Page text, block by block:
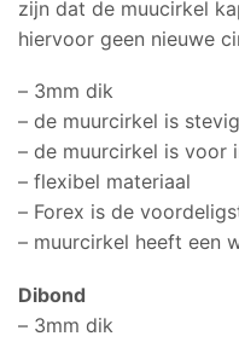
zijn dat de muucirkel
hiervoor geen nieuwe
– 3mm dik
– de muurcirkel is
– de muurcirkel is voor
– flexibel materiaal
– Forex is de
– muurcirkel heeft een
Dibond
– 3mm dik